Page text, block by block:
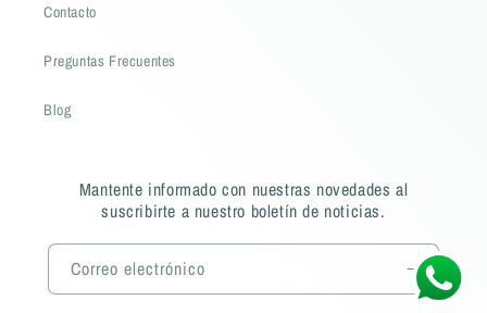
Contacto
Preguntas Frecuentes
Blog
Mantente informado con nuestras novedades al
suscribirte a nuestro boletín de noticias.
Correo electrónico